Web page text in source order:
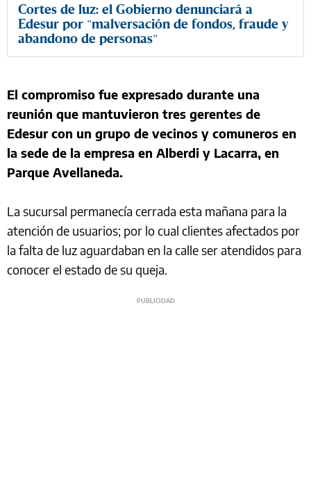
Cortes de luz: el Gobierno denunciará a
Edesur por "malversación de fondos, fraude y
abandono de personas"
El compromiso fue expresado durante una
reunión que mantuvieron tres gerentes de
Edesur con un grupo de vecinos y comuneros en
la sede de la empresa en Alberdi y Lacarra, en
Parque Avellaneda.
La sucursal permanecía cerrada esta mañana para la
atención de usuarios; por lo cual clientes afectados por
la falta de luz aguardaban en la calle ser atendidos para
conocer el estado de su queja.